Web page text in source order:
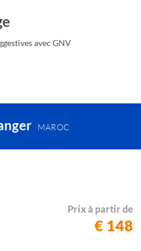
avec GNV
MAROC
Prix à partir de
€ 148